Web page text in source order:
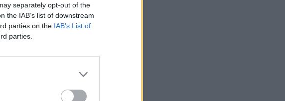
separately opt-out of the
the IAB’s list of downstream
parties on the IAB’s List of
parties.
κίνδυνοι